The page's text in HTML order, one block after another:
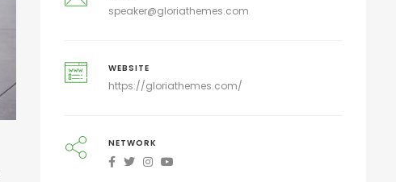
speaker@gloriathemes.com
WEBSITE
https://gloriathemes.com/
NETWORK